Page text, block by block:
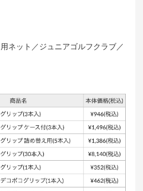
ネット／ジュニアゴルフクラブ／